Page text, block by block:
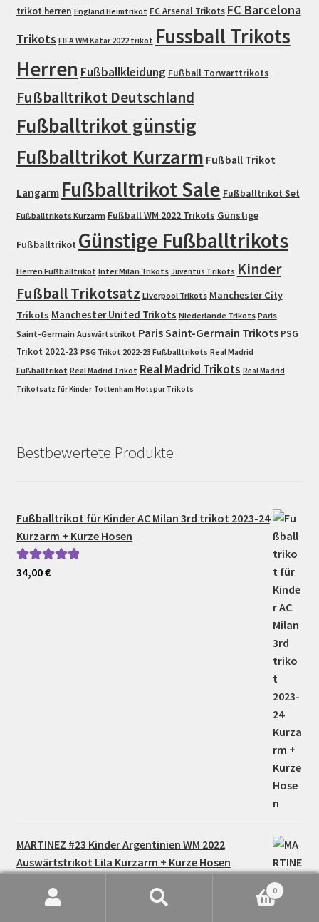
trikot herren England Heimtrikot FC Arsenal Trikots FC Barcelona
Trikots FIFA WM Katar 2022 trikot Fussball Trikots
Herren Fußballkleidung Fußball Torwarttrikots
Fußballtrikot Deutschland
Fußballtrikot günstig
Fußballtrikot Kurzarm Fußball Trikot
Langarm Fußballtrikot Sale Fußballtrikot Set
Fußballtrikots Kurzarm Fußball WM 2022 Trikots Günstige
Fußballtrikot Günstige Fußballtrikots
Herren Fußballtrikot Inter Milan Trikots Juventus Trikots Kinder
Fußball Trikotsatz Liverpool Trikots Manchester City
Trikots Manchester United Trikots Niederlande Trikots Paris
Saint-Germain Auswärtstrikot Paris Saint-Germain Trikots PSG
Trikot 2022-23 PSG Trikot 2022-23 Fußballtrikots Real Madrid
Fußballtrikot Real Madrid Trikot Real Madrid Trikots Real Madrid
Trikotsatz für Kinder Tottenham Hotspur Trikots
Bestbewertete Produkte
Fußballtrikot für Kinder AC Milan 3rd trikot 2023-24
Kurzarm + Kurze Hosen
Bewertet mit
34,00€
MARTINEZ #23 Kinder Argentinien WM 2022
Auswärtstrikot Lila Kurzarm + Kurze Hosen
Bewertet mit
€
0